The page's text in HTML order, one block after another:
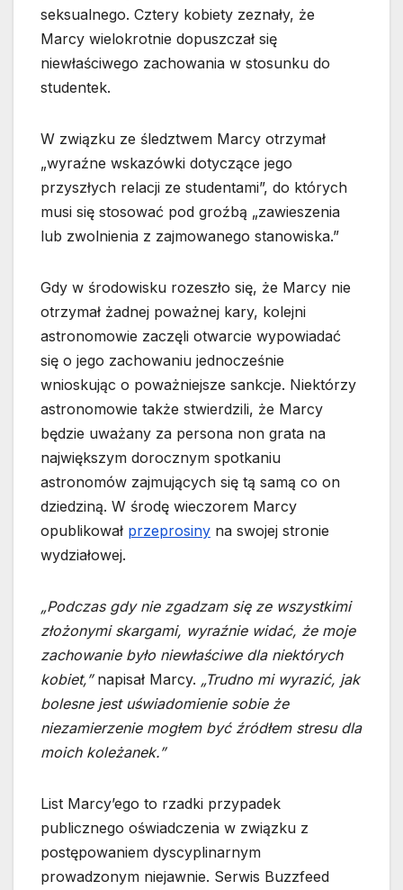
seksualnego. Cztery kobiety zeznały, że
Marcy wielokrotnie dopuszczał się
niewłaściwego zachowania w stosunku do
studentek.
W związku ze śledztwem Marcy otrzymał
„wyraźne wskazówki dotyczące jego
przyszłych relacji ze studentami”, do których
musi się stosować pod groźbą „zawieszenia
lub zwolnienia z zajmowanego stanowiska.”
Gdy w środowisku rozeszło się, że Marcy nie
otrzymał żadnej poważnej kary, kolejni
astronomowie zaczęli otwarcie wypowiadać
się o jego zachowaniu jednocześnie
wnioskując o poważniejsze sankcje. Niektórzy
astronomowie także stwierdzili, że Marcy
będzie uważany za persona non grata na
największym dorocznym spotkaniu
astronomów zajmujących się tą samą co on
dziedziną. W środę wieczorem Marcy
opublikował przeprosiny na swojej stronie
wydziałowej.
„Podczas gdy nie zgadzam się ze wszystkimi
złożonymi skargami, wyraźnie widać, że moje
zachowanie było niewłaściwe dla niektórych
kobiet,” napisał Marcy. „Trudno mi wyrazić, jak
bolesne jest uświadomienie sobie że
niezamierzenie mogłem być źródłem stresu dla
moich koleżanek.”
List Marcy’ego to rzadki przypadek
publicznego oświadczenia w związku z
postępowaniem dyscyplinarnym
prowadzonym niejawnie. Serwis Buzzfeed